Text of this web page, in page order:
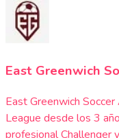
East Greenwich
East Greenwich
League desde los 3
profesional Challenger